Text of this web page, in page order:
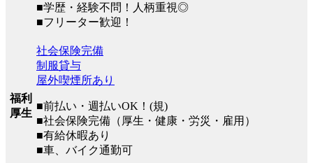
■学歴・経験不問！人柄重視◎
■フリーター歓迎！
福利
厚生
社会保険完備
制服貸与
屋外喫煙所あり
■前払い・週払いOK！(規)
■社会保険完備（厚生・健康・労災・雇用）
■有給休暇あり
■車、バイク通勤可